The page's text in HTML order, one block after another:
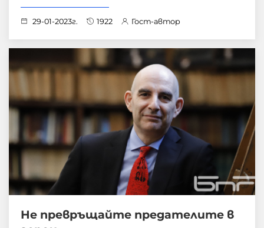
29-01-2023г. 1922 Гост-автор
Не превръщайте предателите в